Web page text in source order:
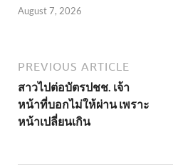
August 7, 2026
PREVIOUS ARTICLE
สาวไปต่อบัตรปชช. เจ้า
หน้าที่บอกไม่ให้ผ่าน เพราะ
หน้าเปลี่ยนเกิน